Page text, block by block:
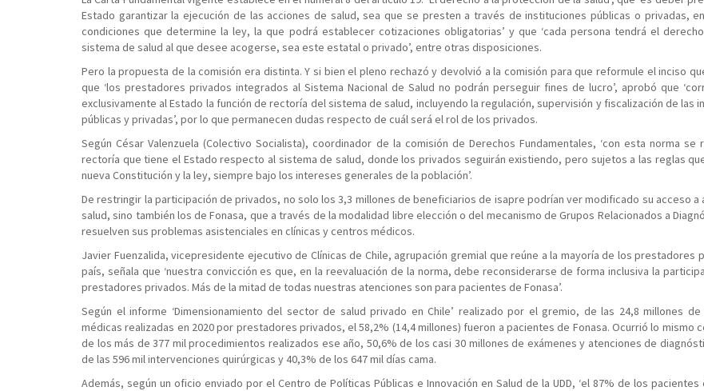
Estado garantizar la ejecución de las acciones de salud, sea que se presten a través de instituciones públicas o privadas,
condiciones que determine la ley, la que podrá establecer cotizaciones obligatorias’ y que ‘cada persona tendrá el
sistema de salud al que desee acogerse, sea este estatal o privado’, entre otras disposiciones.
Pero la propuesta de la comisión era distinta. Y si bien el pleno rechazó y devolvió a la comisión para que reformule el inciso
que ‘los prestadores privados integrados al Sistema Nacional de Salud no podrán perseguir fines de lucro’, aprobó que
exclusivamente al Estado la función de rectoría del sistema de salud, incluyendo la regulación, supervisión y fiscalización de las
públicas y privadas’, por lo que permanecen dudas respecto de cuál será el rol de los privados.
Según César Valenzuela (Colectivo Socialista), coordinador de la comisión de Derechos Fundamentales, ‘con esta norma se
rectoría que tiene el Estado respecto al sistema de salud, donde los privados seguirán existiendo, pero sujetos a las reglas
nueva Constitución y la ley, siempre bajo los intereses generales de la población’.
De restringir la participación de privados, no solo los 3,3 millones de beneficiarios de isapre podrían ver modificado su acceso a
salud, sino también los de Fonasa, que a través de la modalidad libre elección o del mecanismo de Grupos Relacionados a
resuelven sus problemas asistenciales en clínicas y centros médicos.
Javier Fuenzalida, vicepresidente ejecutivo de Clínicas de Chile, agrupación gremial que reúne a la mayoría de los prestadores
país, señala que ‘nuestra convicción es que, en la reevaluación de la norma, debe reconsiderarse de forma inclusiva la
prestadores privados. Más de la mitad de todas nuestras atenciones son para pacientes de Fonasa’.
Según el informe ‘Dimensionamiento del sector de salud privado en Chile’ realizado por el gremio, de las 24,8 millones de
médicas realizadas en 2020 por prestadores privados, el 58,2% (14,4 millones) fueron a pacientes de Fonasa. Ocurrió lo mismo
de los más de 377 mil procedimientos realizados ese año, 50,6% de los casi 30 millones de exámenes y atenciones de
de las 596 mil intervenciones quirúrgicas y 40,3% de los 647 mil días cama.
Además, según un oficio enviado por el Centro de Políticas Públicas e Innovación en Salud de la UDD, ‘el 87% de los pacientes